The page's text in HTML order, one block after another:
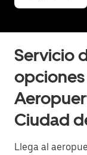
Servicio
Ciudad
Llega al